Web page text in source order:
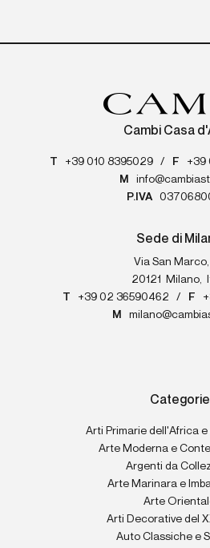
Cambi Casa
T +39 010 8395029 / F
+39
M
P.IVA
Sede di
Via San
20121
Milano,
T
+39 02 36590462 / F
M
Categorie
Arti Primarie dell'Africa
Arte Moderna e
Argenti da
Arte Marinara e
Arte
Arti Decorative del
Auto Classiche e